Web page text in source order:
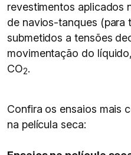
revestimentos aplicados
de navios-tanques (para
submetidos a tensões
movimentação do
CO2.
Confira os ensaios mais
na película seca: